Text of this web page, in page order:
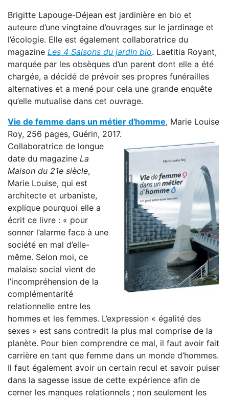
Brigitte Lapouge-Déjean est jardinière en bio et
auteure d’une vingtaine d’ouvrages sur le jardinage et
l’écologie. Elle est également collaboratrice du
magazine Les 4 Saisons du jardin bio. Laetitia Royant,
marquée par les obsèques d’un parent dont elle a été
chargée, a décidé de prévoir ses propres funérailles
alternatives et a mené pour cela une grande enquête
qu’elle mutualise dans cet ouvrage.
Vie de femme dans un métier d'homme, Marie Louise
Roy, 256 pages, Guérin, 2017.
Collaboratrice de longue
date du magazine La
Maison du 21e siècle,
Marie Louise, qui est
architecte et urbaniste,
explique pourquoi elle a
écrit ce livre : « pour
sonner l’alarme face à une
société en mal d’elle-
même. Selon moi, ce
malaise social vient de
l’incompréhension de la
complémentarité
relationnelle entre les
hommes et les femmes. L’expression « égalité des
sexes » est sans contredit la plus mal comprise de la
planète. Pour bien comprendre ce mal, il faut avoir fait
carrière en tant que femme dans un monde d’hommes.
Il faut également avoir un certain recul et savoir puiser
dans la sagesse issue de cette expérience afin de
cerner les manques relationnels ; non seulement les